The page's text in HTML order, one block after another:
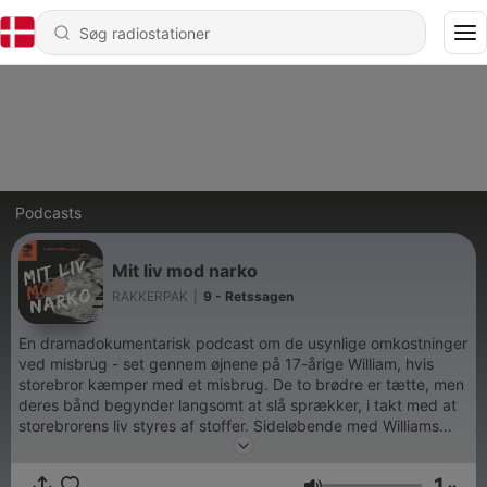
Podcasts
Mit liv mod narko
RAKKERPAK 9 - Retssagen
En dramadokumentarisk podcast om de usynlige omkostninger
ved misbrug - set gennem øjnene på 17-årige William, hvis
storebror kæmper med et misbrug. De to brødre er tætte, men
deres bånd begynder langsomt at slå sprækker, i takt med at
storebrorens liv styres af stoffer. Sideløbende med Williams
fortælling hjælper de to misbrugseksperter Martin Ihmels og